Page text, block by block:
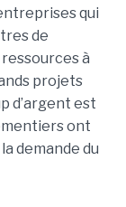
qui
de
à
projets
d’argent est
ont
demande du